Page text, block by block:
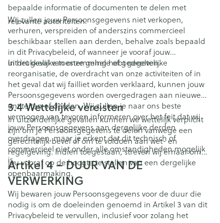
bepaalde informatie of documenten te delen met
relevante autoriteiten.
Wij zullen jouw Persoonsgegevens niet verkopen,
verhuren, verspreiden of anderszins commercieel
beschikbaar stellen aan derden, behalve zoals bepaald
in dit Privacybeleid, of wanneer je vooraf jouw
uitdrukkelijke toestemming hebt gegeven.
In het geval van onze gehele of gedeeltelijke
reorganisatie, de overdracht van onze activiteiten of in
het geval dat wij failliet worden verklaard, kunnen jouw
Persoonsgegevens worden overgedragen aan nieuwe
entiteiten of derden. Wij zullen je naar ons beste
vermogen van tevoren informeren over het feit dat wij
jouw Persoonsgegevens aan dergelijke derden
overdragen, maar je erkent dat dit technisch of
commercieel niet onder alle omstandigheden mogelijk
is.
3.4 Wettelijke vereisten
In uitzonderlijke gevallen kunnen we wettelijk verplicht
zijn om je Persoonsgegevens te delen vanwege een
gerechtelijk bevel of om te voldoen aan wet- en
regelgeving. Indien toegestaan, streven wij ernaar om
jou vooraf op de hoogte te stellen van een dergelijke
openbaarmaking.
Artikel 4 – DUUR VAN DE
VERWERKING
Wij bewaren jouw Persoonsgegevens voor de duur die
nodig is om de doeleinden genoemd in Artikel 3 van dit
Privacybeleid te vervullen, inclusief voor zolang het